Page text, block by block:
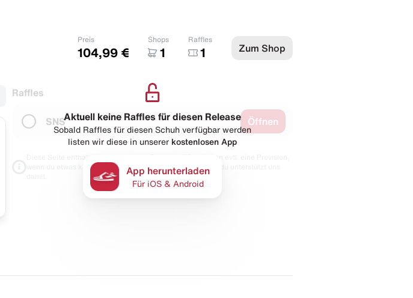
Preis
104,99 €
Shops
1
Raffles
1 Zum Shop
Raffles
SNS Öffnen
Diese Seite enthält Links zu unseren Partnern. Wir erhalten evtl. eine Provision,
wenn du etwas kaufst. Für dich bleibt der Preis gleich und du unterstützt uns
Aktuell keine Raffles für diesen Release
Sobald Raffles für diesen Schuh verfügbar werden
listen wir diese in unserer kostenlosen App
App herunterladen
Für iOS & Android